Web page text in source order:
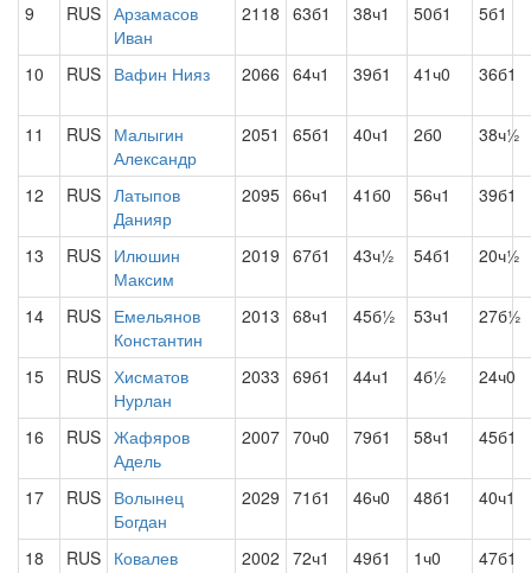
9 RUS Арзамасов
Иван
2118 63б1 38ч1 50б1 5б1
10 RUS Вафин Нияз 2066 64ч1 39б1 41ч0 36б1
11 RUS Малыгин
Александр
2051 65б1 40ч1 2б0 38ч½
12 RUS Латыпов
Данияр
2095 66ч1 41б0 56ч1 39б1
13 RUS Илюшин
Максим
2019 67б1 43ч½ 54б1 20ч½
14 RUS Емельянов
Константин
2013 68ч1 45б½ 53ч1 27б½
15 RUS Хисматов
Нурлан
2033 69б1 44ч1 4б½ 24ч0
16 RUS Жафяров
Адель
2007 70ч0 79б1 58ч1 45б1
17 RUS Волынец
Богдан
2029 71б1 46ч0 48б1 40ч1
18 RUS Ковалев
2002 72ч1 49б1 1ч0 47б1